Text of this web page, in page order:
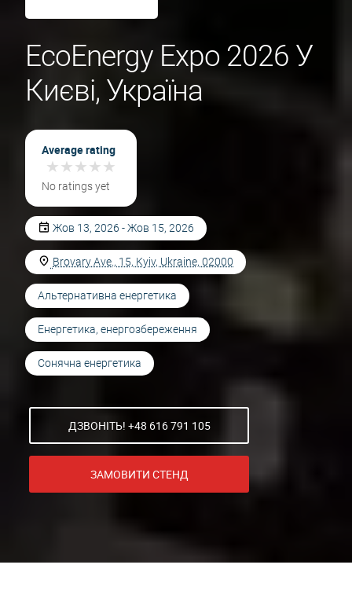
EcoEnergy Expo 2026 У
Києві, Україна
Average rating
★★★★★
★★★★★
No ratings yet
Жов 13, 2026 - Жов 15, 2026
Brovary Ave., 15, Kyiv, Ukraine, 02000
Альтернативна енергетика
Енергетика, енергозбереження
Сонячна енергетика
ДЗВОНІТЬ! +48 616 791 105
ЗАМОВИТИ СТЕНД